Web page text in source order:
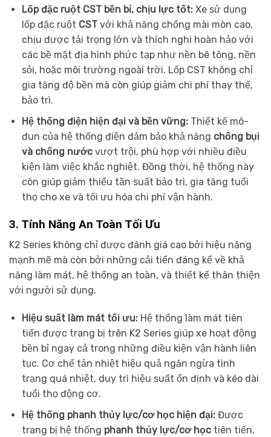
Lốp đặc ruột CST bền bỉ, chịu lực tốt: Xe sử dụng
lốp đặc ruột CSTvới khả năng chống mài mòn cao,
chịu được tải trọng lớn và thích nghi hoàn hảo với
các bề mặt địa hình phức tạp như nền bê tông, nền
sỏi, hoặc môi trường ngoài trời. Lốp CST không chỉ
gia tăng độ bền mà còn giúp giảm chi phí thay thế,
bảo trì.
Hệ thống điện hiện đại và bền vững: Thiết kế mô-
đun của hệ thống điện đảm bảo khả năng chống bụi
và chống nướcvượt trội, phù hợp với nhiều điều
kiện làm việc khắc nghiệt. Đồng thời, hệ thống này
còn giúp giảm thiểu tần suất bảo trì, gia tăng tuổi
thọ cho xe và tối ưu hóa chi phí vận hành.
3. Tính Năng An Toàn Tối Ưu
K2 Series không chỉ được đánh giá cao bởi hiệu năng
mạnh mẽ mà còn bởi những cải tiến đáng kể về khả
năng làm mát, hệ thống an toàn, và thiết kế thân thiện
với người sử dụng.
Hiệu suất làm mát tối ưu: Hệ thống làm mát tiên
tiến được trang bị trên K2 Series giúp xe hoạt động
bền bỉ ngay cả trong những điều kiện vận hành liên
tục. Cơ chế tản nhiệt hiệu quả ngăn ngừa tình
trạng quá nhiệt, duy trì hiệu suất ổn định và kéo dài
tuổi thọ động cơ.
Hệ thống phanh thủy lực/cơ học hiện đại: Được
trang bị hệ thống phanh thủy lực/cơ họctiên tiến,